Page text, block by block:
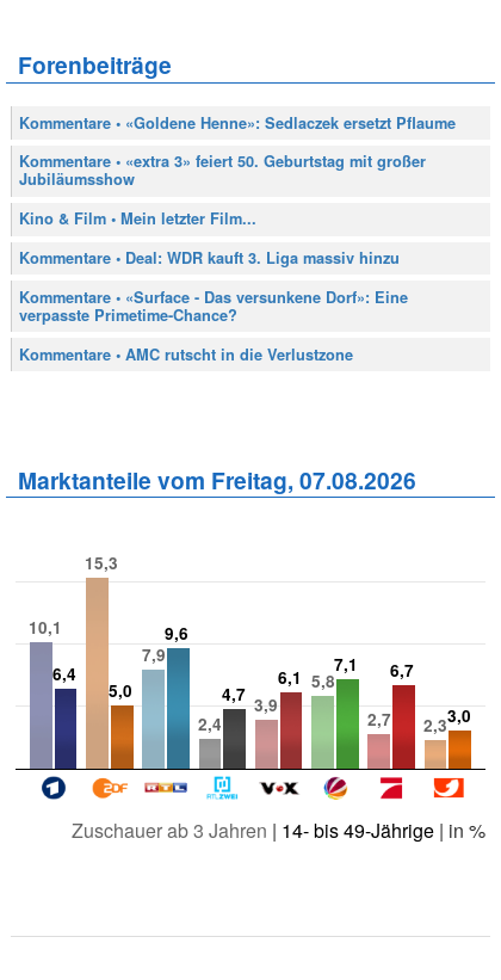
Forenbeiträge
Kommentare • «Goldene Henne»: Sedlaczek ersetzt Pflaume
Kommentare • «extra 3» feiert 50. Geburtstag mit großer
Jubiläumsshow
Kino & Film • Mein letzter Film...
Kommentare • Deal: WDR kauft 3. Liga massiv hinzu
Kommentare • «Surface - Das versunkene Dorf»: Eine
verpasste Primetime-Chance?
Kommentare • AMC rutscht in die Verlustzone
Marktanteile vom Freitag, 07.08.2026
10,1
15,3
7,9
2,4
3,9
5,8
2,7
2,3
6,4
5,0
9,6
4,7
6,1
7,1 6,7
3,0
Zuschauer ab 3 Jahren | 14- bis 49-Jährige| in %